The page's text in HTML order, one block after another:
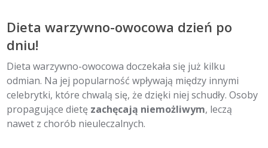
Dieta warzywno-owocowa dzień po
dniu!
Dieta warzywno-owocowa doczekała się już kilku
odmian. Na jej popularność wpływają między innymi
celebrytki, które chwalą się, że dzięki niej schudły. Osoby
propagujące dietę zachęcają niemożliwym, leczą
nawet z chorób nieuleczalnych.